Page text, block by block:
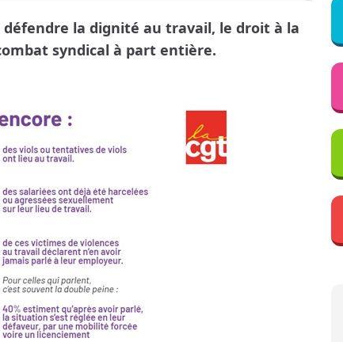
défendre la dignité au travail, le droit à la
syndical à part entière.